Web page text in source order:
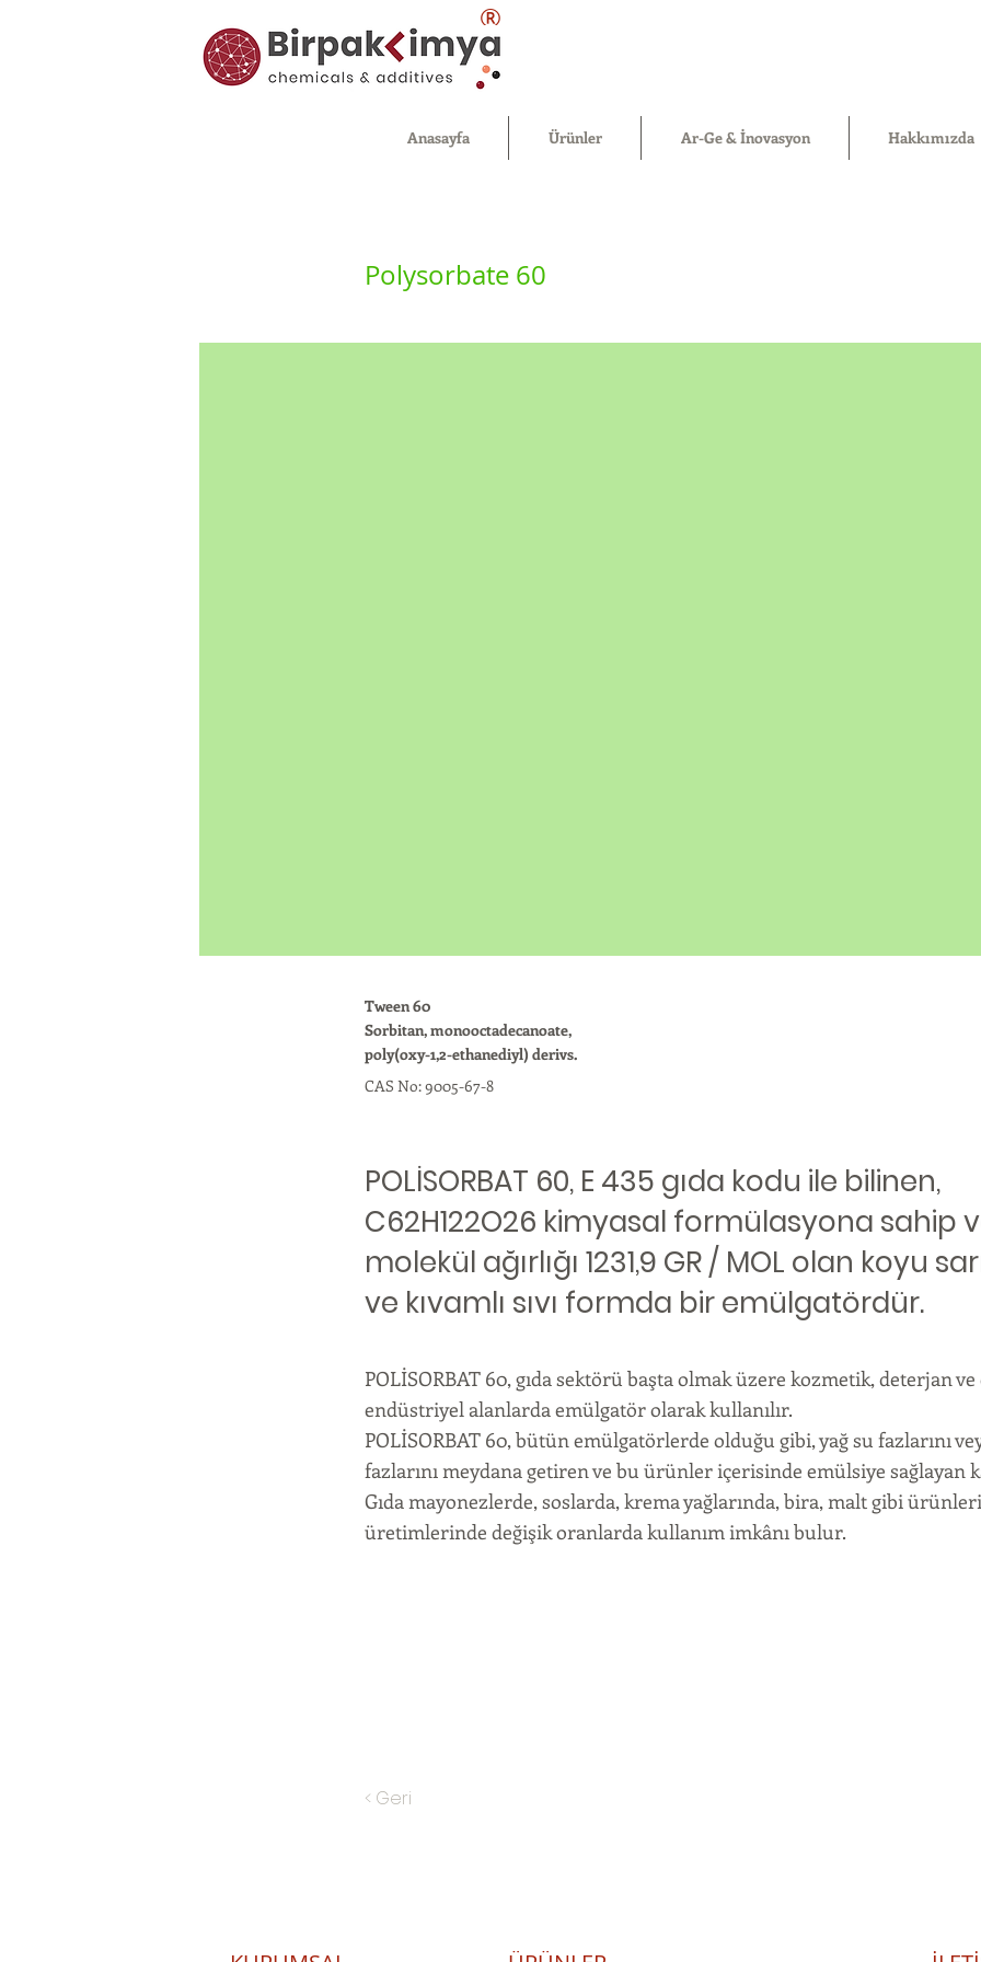
®
Anasayfa Ürünler Ar-Ge & İnovasyon Hakkımızda
Polysorbate 60
Tween 60
Sorbitan, monooctadecanoate,
poly(oxy-1,2-ethanediyl) derivs.
CAS No: 9005-67-8
POLİSORBAT 60, E 435 gıda kodu ile bilinen,
C62H122O26 kimyasal formülasyona sahip
molekül ağırlığı 1231,9 GR / MOL olan koyu
ve kıvamlı sıvı formda bir emülgatördür.
POLİSORBAT 60, gıda sektörü başta olmak üzere kozmetik, deterjan
endüstriyel alanlarda emülgatör olarak kullanılır.
POLİSORBAT 60, bütün emülgatörlerde olduğu gibi, yağ su fazlarını
fazlarını meydana getiren ve bu ürünler içerisinde emülsiye sağlayan
Gıda mayonezlerde, soslarda, krema yağlarında, bira, malt gibi
üretimlerinde değişik oranlarda kullanım imkânı bulur.
< Geri